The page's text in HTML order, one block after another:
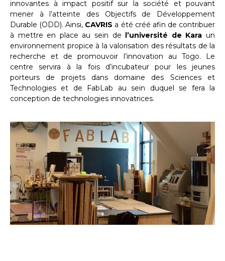
innovantes à impact positif sur la société et pouvant
mener à l’atteinte des Objectifs de Développement
Durable (ODD). Ainsi, CAVRIS a été créé afin de contribuer
à mettre en place au sein de
l’université de Kara un
environnement propice à la valorisation des résultats de la
recherche et de promouvoir l’innovation au Togo. Le
centre servira à la fois d’incubateur pour les jeunes
porteurs de projets dans domaine des Sciences et
Technologies et de FabLab au sein duquel se fera la
conception de technologies innovatrices.